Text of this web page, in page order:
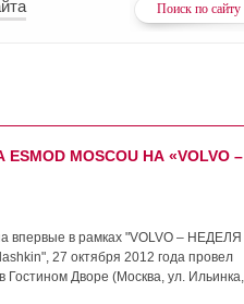
MOSCOU НА «VOLVO –
впервые в рамках "VOLVO – НЕДЕЛЯ
27 октября 2012 года провел
Гостином Дворе (Москва, ул. Ильинка,